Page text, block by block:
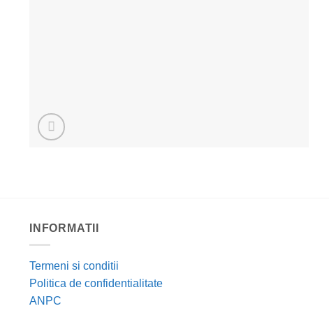
INFORMATII
Termeni si conditii
Politica de confidentialitate
ANPC